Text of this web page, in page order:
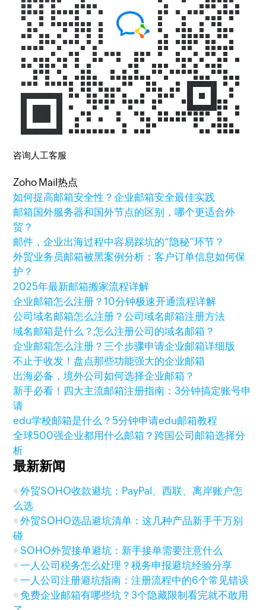
咨询人工客服
Zoho Mail热点
如何提高邮箱安全性？企业邮箱安全最佳实践
邮箱国外服务器和国外节点的区别，哪个更适合外
贸？
邮件，企业出海过程中容易踩坑的“隐秘”环节？
外贸业务员邮箱被黑案例分析：客户订单信息如何保
护？
2025年最新邮箱搬家流程详解
企业邮箱怎么注册？10分钟极速开通流程详解
公司域名邮箱怎么注册？公司域名邮箱注册方法
域名邮箱是什么？怎么注册公司的域名邮箱？
企业邮箱怎么注册？三个步骤申请企业邮箱详细版
不止于收发！盘点那些功能强大的企业邮箱
出海必备，境外公司如何选择企业邮箱？
新手必看！四大主流邮箱注册指南：3分钟搞定账号申
请
edu学校邮箱是什么？5分钟申请edu邮箱教程
全球500强企业都用什么邮箱？跨国公司邮箱选择分
析
最新新闻
外贸SOHO收款避坑：PayPal、西联、离岸账户怎
么选
外贸SOHO选品避坑清单：这几种产品新手千万别
碰
SOHO外贸接单避坑：新手接单需要注意什么
一人公司税务怎么处理？税务申报避坑经验分享
一人公司注册避坑指南：注册流程中的6个常见错误
免费企业邮箱有哪些坑？3个隐藏限制看完就不敢用